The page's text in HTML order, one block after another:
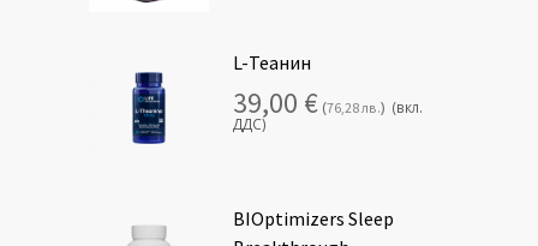
L-Теанин
39,00 € (76,28 лв.) (вкл.
ДДС)
BIOptimizers Sleep